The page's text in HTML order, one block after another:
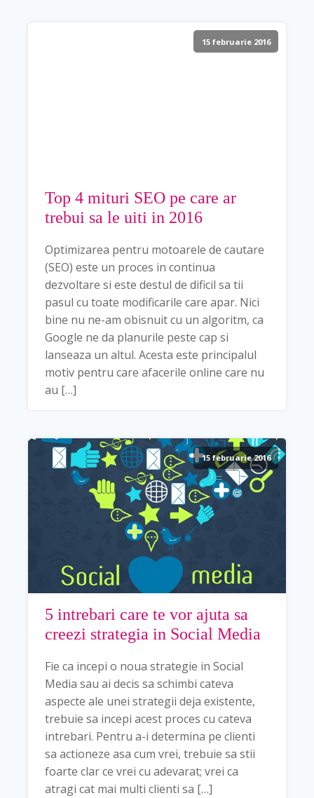
15 februarie 2016
Top 4 mituri SEO pe care ar
trebui sa le uiti in 2016
Optimizarea pentru motoarele de cautare
(SEO) este un proces in continua
dezvoltare si este destul de dificil sa tii
pasul cu toate modificarile care apar. Nici
bine nu ne-am obisnuit cu un algoritm, ca
Google ne da planurile peste cap si
lanseaza un altul. Acesta este principalul
motiv pentru care afacerile online care nu
au […]
15 februarie 2016
5 intrebari care te vor ajuta sa
creezi strategia in Social Media
Fie ca incepi o noua strategie in Social
Media sau ai decis sa schimbi cateva
aspecte ale unei strategii deja existente,
trebuie sa incepi acest proces cu cateva
intrebari. Pentru a-i determina pe clienti
sa actioneze asa cum vrei, trebuie sa stii
foarte clar ce vrei cu adevarat; vrei ca
atragi cat mai multi clienti sa […]